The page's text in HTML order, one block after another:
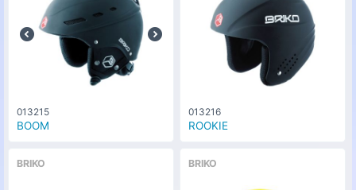
013215
BOOM
013216
ROOKIE
BRIKO BRIKO